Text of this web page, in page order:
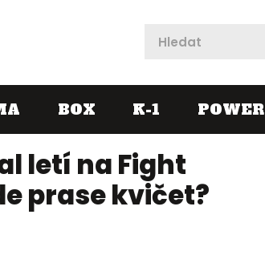
BOX K-1 POWER
letí na Fight
prase kvičet?